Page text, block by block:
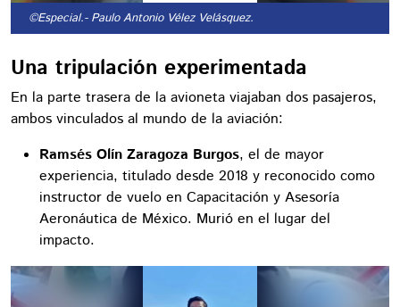
©Especial.- Paulo Antonio Vélez Velásquez.
Una tripulación experimentada
En la parte trasera de la avioneta viajaban dos pasajeros,
ambos vinculados al mundo de la aviación:
Ramsés Olín Zaragoza Burgos, el de mayor
experiencia, titulado desde 2018 y reconocido como
instructor de vuelo en Capacitación y Asesoría
Aeronáutica de México. Murió en el lugar del
impacto.